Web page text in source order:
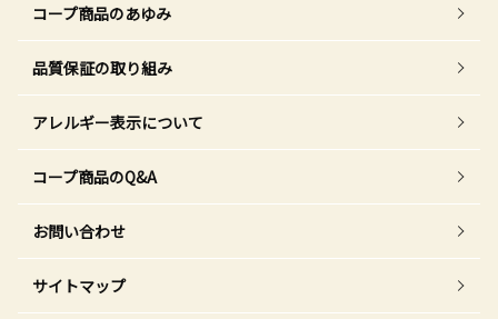
コープ商品のあゆみ
品質保証の取り組み
アレルギー表示について
コープ商品のQ&A
お問い合わせ
サイトマップ